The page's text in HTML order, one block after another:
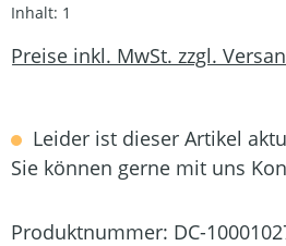
Inhalt: 1
Preise inkl. MwSt. zzgl.
Leider ist dieser Artikel
Sie können gerne mit uns
Produktnummer: DC-